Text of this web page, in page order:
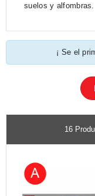
suelos y alfombras.
¡ Se el
16